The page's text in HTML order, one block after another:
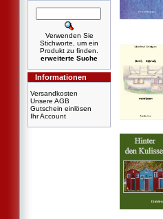
Verwenden Sie
Stichworte, um ein
Produkt zu finden.
erweiterte Suche
Informationen
Versandkosten
Unsere AGB
Gutschein einlösen
Ihr Account